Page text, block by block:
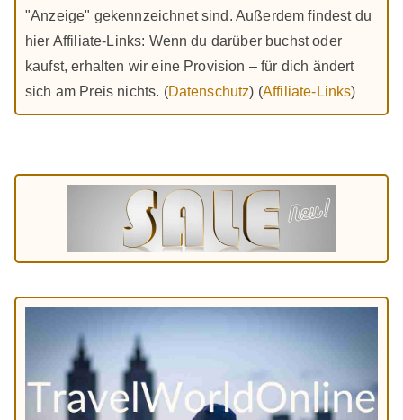
"Anzeige" gekennzeichnet sind. Außerdem findest du
hier Affiliate-Links: Wenn du darüber buchst oder
kaufst, erhalten wir eine Provision – für dich ändert
sich am Preis nichts. (Datenschutz) (Affiliate-Links)